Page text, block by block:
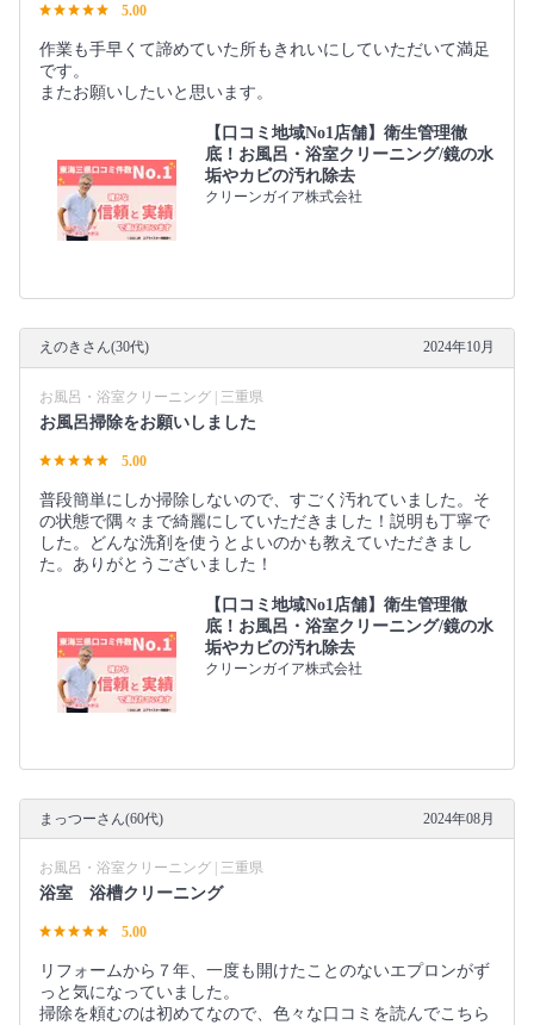
5.00
作業も手早くて諦めていた所もきれいにしていただいて満足
です。
またお願いしたいと思います。
【口コミ地域No1店舗】衛生管理徹
底！お風呂・浴室クリーニング/鏡の水
垢やカビの汚れ除去
クリーンガイア株式会社
えのきさん(30代) 2024年10月
お風呂・浴室クリーニング | 三重県
お風呂掃除をお願いしました
5.00
普段簡単にしか掃除しないので、すごく汚れていました。そ
の状態で隅々まで綺麗にしていただきました！説明も丁寧で
した。どんな洗剤を使うとよいのかも教えていただきまし
た。ありがとうございました！
【口コミ地域No1店舗】衛生管理徹
底！お風呂・浴室クリーニング/鏡の水
垢やカビの汚れ除去
クリーンガイア株式会社
まっつーさん(60代) 2024年08月
お風呂・浴室クリーニング | 三重県
浴室 浴槽クリーニング
5.00
リフォームから７年、一度も開けたことのないエプロンがず
っと気になっていました。
掃除を頼むのは初めてなので、色々な口コミを読んでこちら